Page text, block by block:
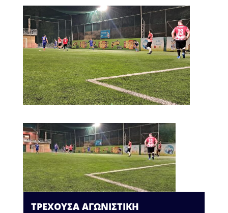
ΤΡΕΧΟΥΣΑ ΑΓΩΝΙΣΤΙΚΗ